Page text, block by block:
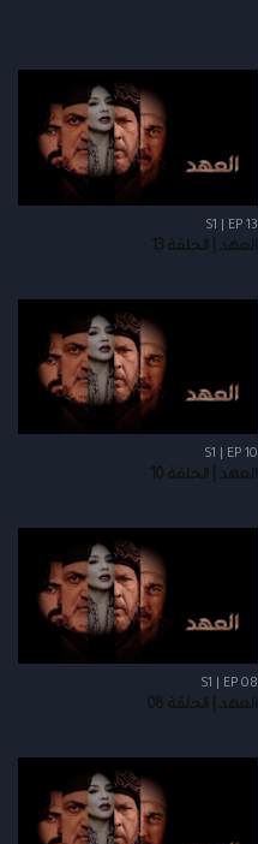
S1 | EP 13
العهد | الحلقة 13
S1 | EP 10
العهد | الحلقة 10
S1 | EP 08
العهد | الحلقة 08